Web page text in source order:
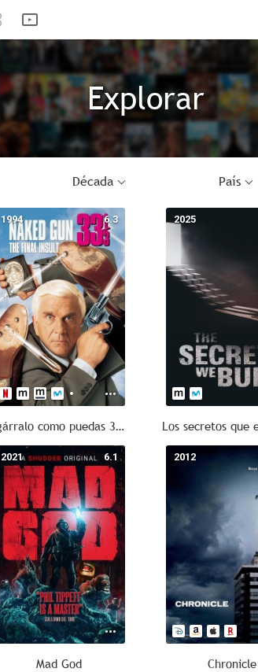
Explorar
Década País
6.3
1994
Agárralo como puedas 33 1/3: El insulto final
2025
6.1
2021
Mad God
2012
Chronicle